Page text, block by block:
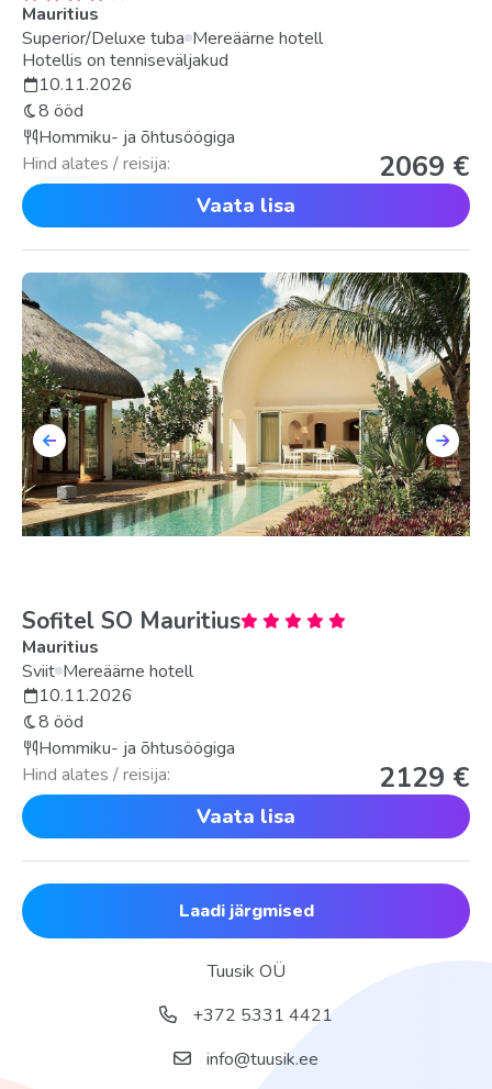
Mauritius
Superior/Deluxe tuba Mereäärne hotell
Hotellis on tenniseväljakud
10.11.2026
8 ööd
Hommiku- ja õhtusöögiga
Hind alates / reisija:
2069 €
Vaata lisa
Sofitel SO Mauritius
Mauritius
Sviit Mereäärne hotell
10.11.2026
8 ööd
Hommiku- ja õhtusöögiga
Hind alates / reisija:
2129 €
Vaata lisa
Laadi järgmised
Tuusik OÜ
+372 5331 4421
info@tuusik.ee